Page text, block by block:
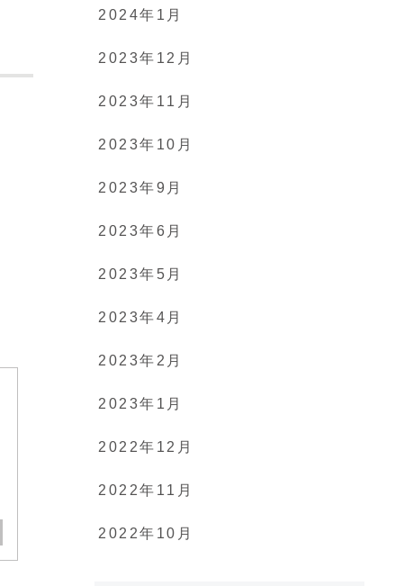
2024年1月
2023年12月
2023年11月
2023年10月
2023年9月
2023年6月
2023年5月
2023年4月
2023年2月
2023年1月
2022年12月
2022年11月
2022年10月